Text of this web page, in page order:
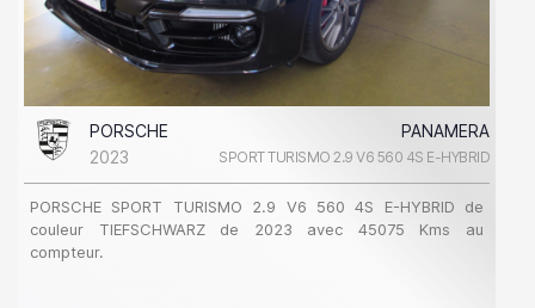
PORSCHE
PANAMERA
2023
SPORT TURISMO 2.9 V6 560 4S E-HYBRID
PORSCHE SPORT TURISMO 2.9 V6 560 4S E-HYBRID de
couleur TIEFSCHWARZ de 2023 avec 45075 Kms au
compteur.